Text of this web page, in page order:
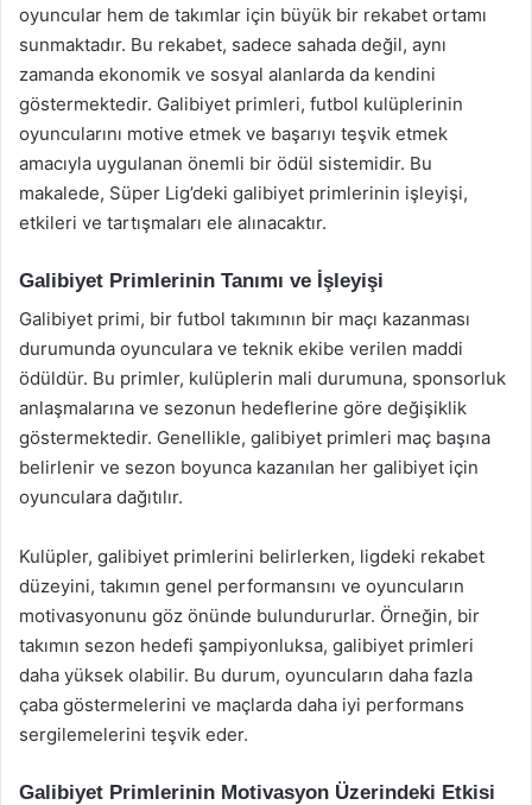
oyuncular hem de takımlar için büyük bir rekabet ortamı
sunmaktadır. Bu rekabet, sadece sahada değil, aynı
zamanda ekonomik ve sosyal alanlarda da kendini
göstermektedir. Galibiyet primleri, futbol kulüplerinin
oyuncularını motive etmek ve başarıyı teşvik etmek
amacıyla uygulanan önemli bir ödül sistemidir. Bu
makalede, Süper Lig’deki galibiyet primlerinin işleyişi,
etkileri ve tartışmaları ele alınacaktır.
Galibiyet Primlerinin Tanımı ve İşleyişi
Galibiyet primi, bir futbol takımının bir maçı kazanması
durumunda oyunculara ve teknik ekibe verilen maddi
ödüldür. Bu primler, kulüplerin mali durumuna, sponsorluk
anlaşmalarına ve sezonun hedeflerine göre değişiklik
göstermektedir. Genellikle, galibiyet primleri maç başına
belirlenir ve sezon boyunca kazanılan her galibiyet için
oyunculara dağıtılır.
Kulüpler, galibiyet primlerini belirlerken, ligdeki rekabet
düzeyini, takımın genel performansını ve oyuncuların
motivasyonunu göz önünde bulundururlar. Örneğin, bir
takımın sezon hedefi şampiyonluksa, galibiyet primleri
daha yüksek olabilir. Bu durum, oyuncuların daha fazla
çaba göstermelerini ve maçlarda daha iyi performans
sergilemelerini teşvik eder.
Galibiyet Primlerinin Motivasyon Üzerindeki Etkisi